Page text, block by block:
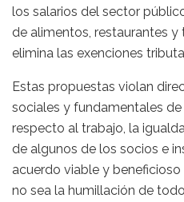
los salarios del sector
de alimentos, restaurantes y
elimina las exenciones
Estas propuestas violan
sociales y fundamentales
respecto al trabajo, la
de algunos de los socios e
acuerdo viable y
no sea la humillación de